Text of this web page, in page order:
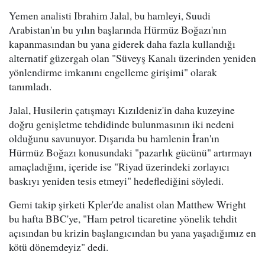
Yemen analisti Ibrahim Jalal, bu hamleyi, Suudi
Arabistan'ın bu yılın başlarında Hürmüz Boğazı'nın
kapanmasından bu yana giderek daha fazla kullandığı
alternatif güzergah olan "Süveyş Kanalı üzerinden yeniden
yönlendirme imkanını engelleme girişimi" olarak
tanımladı.
Jalal, Husilerin çatışmayı Kızıldeniz'in daha kuzeyine
doğru genişletme tehdidinde bulunmasının iki nedeni
olduğunu savunuyor. Dışarıda bu hamlenin İran'ın
Hürmüz Boğazı konusundaki "pazarlık gücünü" artırmayı
amaçladığını, içeride ise "Riyad üzerindeki zorlayıcı
baskıyı yeniden tesis etmeyi" hedeflediğini söyledi.
Gemi takip şirketi Kpler'de analist olan Matthew Wright
bu hafta BBC'ye, "Ham petrol ticaretine yönelik tehdit
açısından bu krizin başlangıcından bu yana yaşadığımız en
kötü dönemdeyiz" dedi.